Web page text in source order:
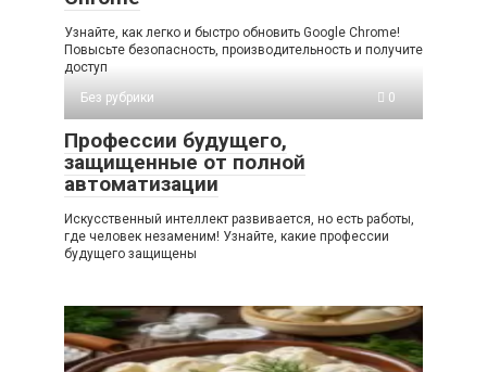
Узнайте, как легко и быстро обновить Google Chrome!
Повысьте безопасность, производительность и получите
доступ
Без рубрики
0
Профессии будущего,
защищенные от полной
автоматизации
Искусственный интеллект развивается, но есть работы,
где человек незаменим! Узнайте, какие профессии
будущего защищены